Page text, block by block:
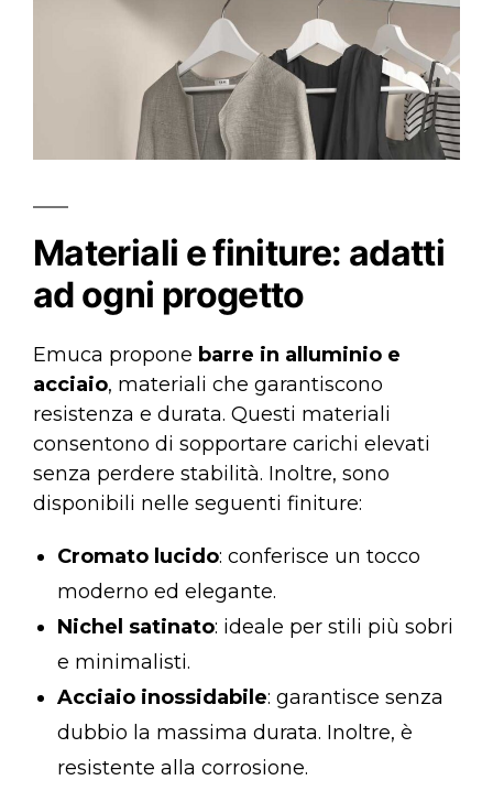
Materiali e finiture: adatti
ad ogni progetto
Emuca propone barre in alluminio e
acciaio, materiali che garantiscono
resistenza e durata. Questi materiali
consentono di sopportare carichi elevati
senza perdere stabilità. Inoltre, sono
disponibili nelle seguenti finiture:
Cromato lucido: conferisce un tocco
moderno ed elegante.
Nichel satinato: ideale per stili più sobri
e minimalisti.
Acciaio inossidabile: garantisce senza
dubbio la massima durata. Inoltre, è
resistente alla corrosione.